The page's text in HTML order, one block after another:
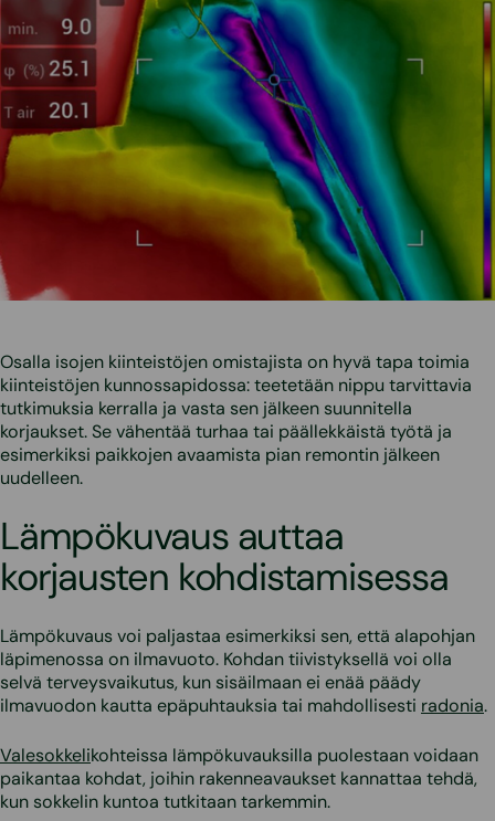
Osalla isojen kiinteistöjen omistajista on hyvä tapa toimia
kiinteistöjen kunnossapidossa: teetetään nippu tarvittavia
tutkimuksia kerralla ja vasta sen jälkeen suunnitella
korjaukset. Se vähentää turhaa tai päällekkäistä työtä ja
esimerkiksi paikkojen avaamista pian remontin jälkeen
uudelleen.
Lämpökuvaus auttaa
korjausten kohdistamisessa
Lämpökuvaus voi paljastaa esimerkiksi sen, että alapohjan
läpimenossa on ilmavuoto. Kohdan tiivistyksellä voi olla
selvä terveysvaikutus, kun sisäilmaan ei enää päädy
ilmavuodon kautta epäpuhtauksia tai mahdollisesti radonia.
Valesokkelikohteissa lämpökuvauksilla puolestaan voidaan
paikantaa kohdat, joihin rakenneavaukset kannattaa tehdä,
kun sokkelin kuntoa tutkitaan tarkemmin.